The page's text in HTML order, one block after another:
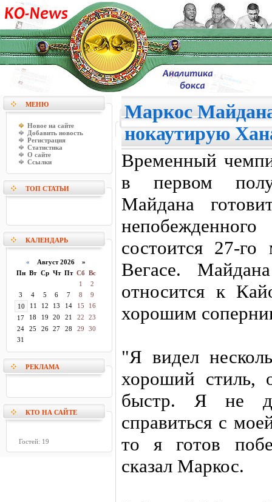
МЕНЮ
Новое на сайте
Добавить новость
Регистрация
Статистика
О сайте
Ссылки
ТОП СТАТЬИ
КАЛЕНДАРЬ
«
Август 2026 »
Пн Вт Ср Чт Пт Сб Вс
1
2
3
4 5 6 7 8
9
10
11 12 13 14 15
16
17
18 19 20 21 22
23
24
25 26 27 28 29
30
31
РЕКЛАМА
КТО НА САЙТЕ
Гостей: 19
Маркос
нокаутирую
Временный
в первом
Майдана
состоится 27-
Вегасе.
относится к
хорошим
"Я видел
хороший стиль,
быстр. Я не
справиться с
то я готов
сказал Маркос.